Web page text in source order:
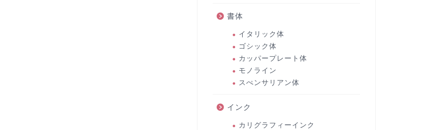
書体
イタリック体
ゴシック体
カッパープレート体
モノライン
スぺンサリアン体
インク
カリグラフィーインク